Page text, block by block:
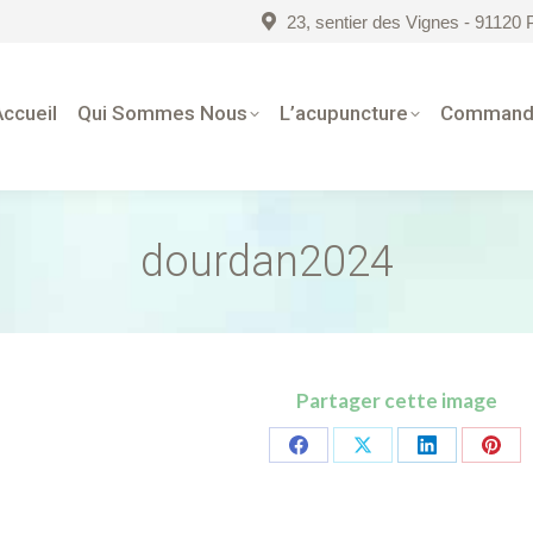
23, sentier des Vignes - 91120
Qui Sommes Nous L’acupuncture
dourdan2024
Partager cette image
Share
Share
Share
Share